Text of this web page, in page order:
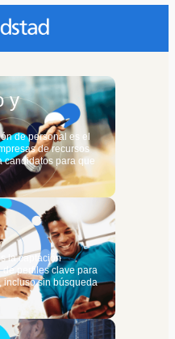
y
de personal es el
de recursos
candidatos para que
la captación
perfiles clave para
incluso sin búsqueda